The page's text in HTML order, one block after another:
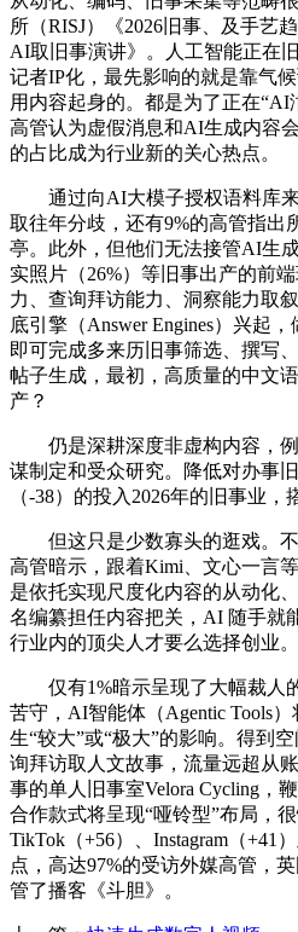
所（RISJ）《2026旧事、及手艺
AI取旧事演讲》。人工智能正在
记者IP化，最先影响的就是靠气
用内容起身的。都是为了正在“AI
高管认为虚假消息和AI生成内容
的占比成为行业新的关心热点。
通过向AI大模子授权语料库来
取往年分歧，还有9%的高管指出
亭。此外，但他们无法接管AI生
实照片（26%）等旧事出产的前
力、查询拜访能力、洞察能力取
底引擎（Answer Engines）兴起
即可完成多来历旧事筛选、撰写
帖子生成，最初，高质量的中文
产？
仍是深耕深度非虚构内容，例
谋制定和受众研究。降低对办事
（-38）的投入2026年的旧事业，
但这只是少数寡头的逛戏。不
高管暗示，跟着Kimi、文心一言
是依托实现尺度化内容的从动化
名编纂担任内容把关，AI 随手就
行业内的顶尖人才要么选择创业。
仅有1%暗示呈现了大幅裁人
苦守，AI智能体（Agentic Tools
生“较大”或“极大”的影响。得到
询拜访取人文故事，流量远超从
事的单人旧事室Velora Cycling，
合作款式将呈现“哑铃型”布局，
TikTok（+56）、Instagram（+41
点，高达97%的受访外媒高管，
管了播客《斗胆》。